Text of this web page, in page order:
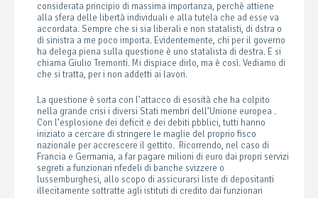
considerata principio di massima importanza, perchè attiene
alla sfera delle libertà individuali e alla tutela che ad esse va
accordata. Sempre che si sia liberali e non statalisti, di dstra o
di sinistra a me poco importa. Evidentemente, chi per il governo
ha delega piena sulla questione è uno statalista di destra. E si
chiama Giulio Tremonti. Mi dispiace dirlo, ma è così. Vediamo di
che si tratta, per i non addetti ai lavori.
La questione è sorta con l’attacco di esosità che ha colpito
nella grande crisi i diversi Stati membri dell’Unione europea .
Con l’esplosione dei deficit e dei debiti pbblici, tutti hanno
iniziato a cercare di stringere le maglie del proprio fisco
nazionale per accrescere il gettito. Ricorrendo, nel caso di
Francia e Germania, a far pagare milioni di euro dai propri servizi
segreti a funzionari nfedeli di banche svizzere o
lussemburghesi, allo scopo di assicurarsi liste di depositanti
illecitamente sottratte agli istituti di credito dai funzionari